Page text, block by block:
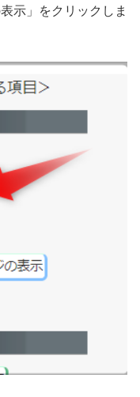
示」をクリックしま